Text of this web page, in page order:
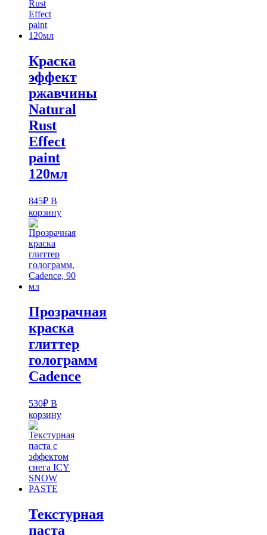
Краска
эффект
ржавчины
Natural
Rust
Effect
paint
120мл
845₽ В
корзину
Прозрачная
краска
глиттер
голограмм
Cadence
530₽ В
корзину
Текстурная
паста